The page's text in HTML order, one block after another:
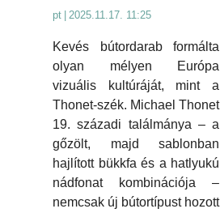
pt 2025.11.17. 11:25
Kevés bútordarab formálta
olyan mélyen Európa
vizuális kultúráját, mint a
Thonet-szék. Michael Thonet
19. századi találmánya – a
gőzölt, majd sablonban
hajlított bükkfa és a hatlyukú
nádfonat kombinációja –
nemcsak új bútortípust hozott